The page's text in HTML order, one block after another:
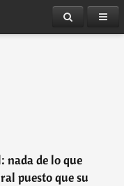
nada de lo que
puesto que su